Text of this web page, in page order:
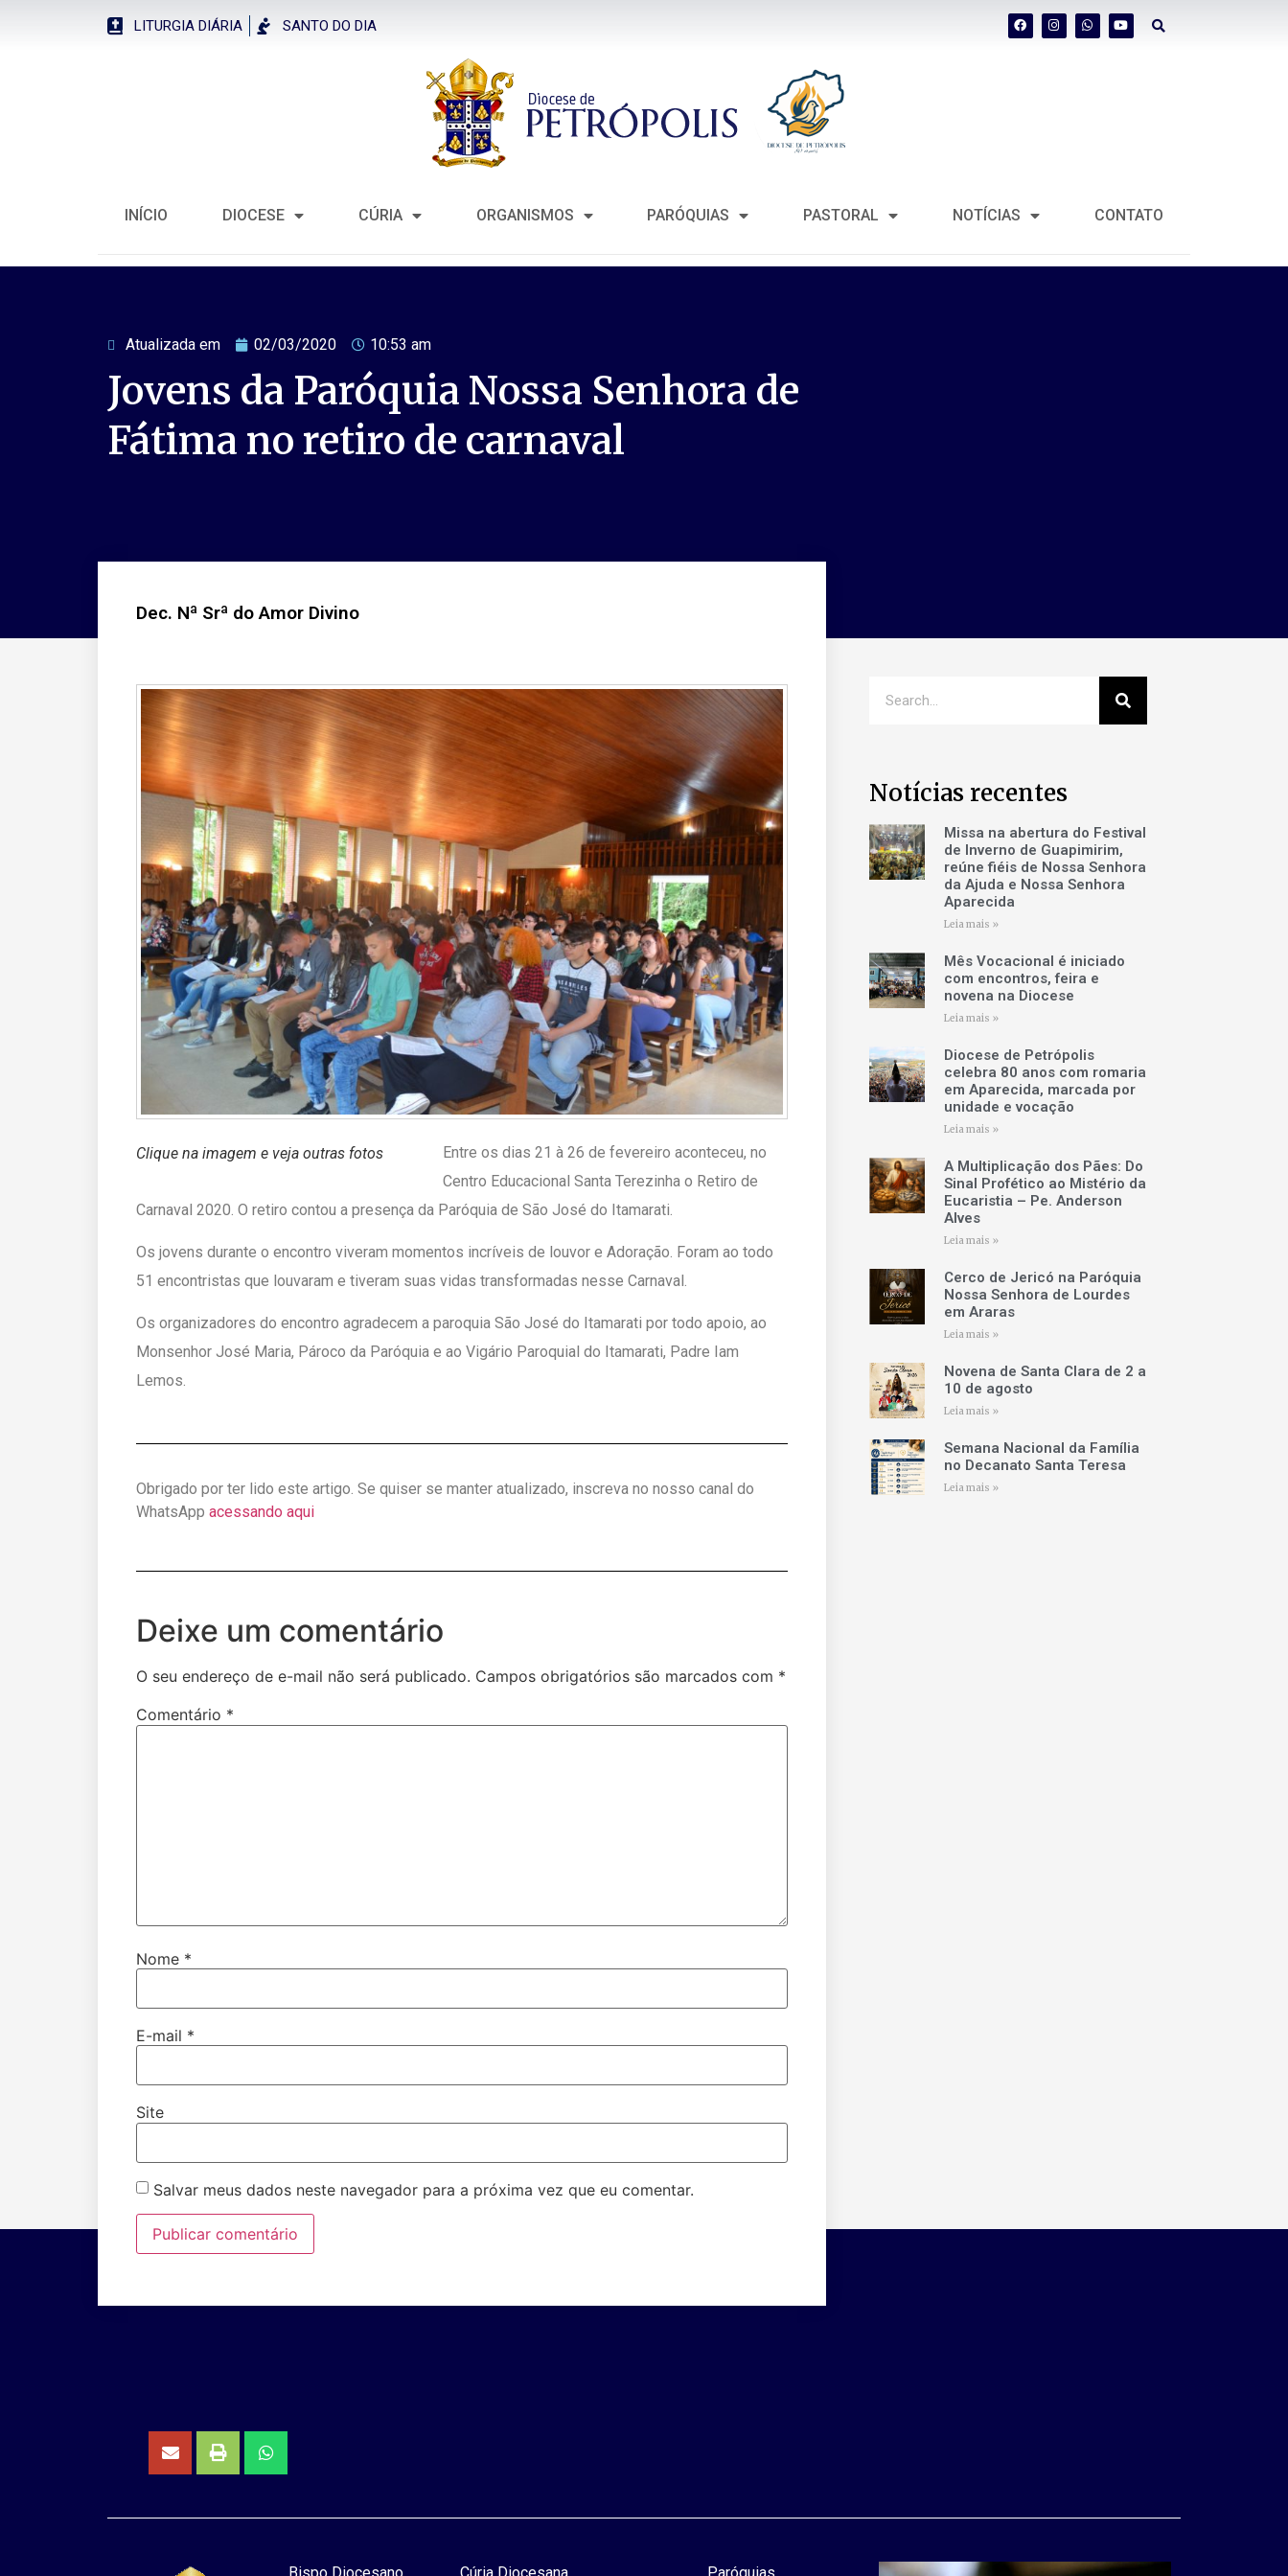
LITURGIA DIÁRIA SANTO DO DIA
INÍCIO DIOCESE CÚRIA ORGANISMOS PARÓQUIAS PASTORAL NOTÍCIAS CONTATO
Atualizada em 02/03/2020 10:53 am
Jovens da Paróquia Nossa Senhora de
Fátima no retiro de carnaval
Dec. Nª Srª do Amor Divino
Clique na imagem e veja outras fotos
Entre os dias 21 à 26 de fevereiro aconteceu, no
Centro Educacional Santa Terezinha o Retiro de
Carnaval 2020. O retiro contou a presença da Paróquia de São José do Itamarati.
Os jovens durante o encontro viveram momentos incríveis de louvor e Adoração. Foram ao todo
51 encontristas que louvaram e tiveram suas vidas transformadas nesse Carnaval.
Os organizadores do encontro agradecem a paroquia São José do Itamarati por todo apoio, ao
Monsenhor José Maria, Pároco da Paróquia e ao Vigário Paroquial do Itamarati, Padre Iam
Lemos.
Obrigado por ter lido este artigo. Se quiser se manter atualizado, inscreva no nosso canal do
WhatsApp acessando aqui
Deixe um comentário
O seu endereço de e-mail não será publicado. Campos obrigatórios são marcados com *
Comentário *
Nome *
E-mail *
Site
Salvar meus dados neste navegador para a próxima vez que eu comentar.
Notícias recentes
Missa na abertura do Festival
de Inverno de Guapimirim,
reúne fiéis de Nossa Senhora
da Ajuda e Nossa Senhora
Aparecida
Leia mais »
Mês Vocacional é iniciado
com encontros, feira e
novena na Diocese
Leia mais »
Diocese de Petrópolis
celebra 80 anos com romaria
em Aparecida, marcada por
unidade e vocação
Leia mais »
A Multiplicação dos Pães: Do
Sinal Profético ao Mistério da
Eucaristia – Pe. Anderson
Alves
Leia mais »
Cerco de Jericó na Paróquia
Nossa Senhora de Lourdes
em Araras
Leia mais »
Novena de Santa Clara de 2 a
10 de agosto
Leia mais »
Semana Nacional da Família
no Decanato Santa Teresa
Leia mais »